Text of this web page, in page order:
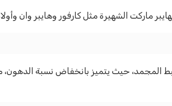
ماركت الشهيرة مثل كارفور وهايبر وان
المجمد، حيث يتميز بانخفاض نسبة الدهون،